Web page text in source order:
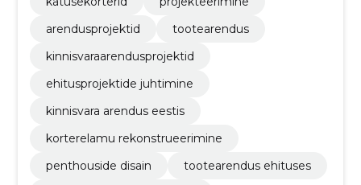
arendusprojektid
tootearendus
kinnisvaraarendusprojektid
ehitusprojektide juhtimine
kinnisvara arendus eestis
korterelamu rekonstrueerimine
penthouside disain
tootearendus ehituses